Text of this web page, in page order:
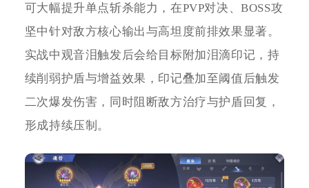
可大幅提升单点斩杀能力，在PVP对决、BOSS攻
坚中针对敌方核心输出与高坦度前排效果显著。
实战中观音泪触发后会给目标附加泪滴印记，持
续削弱护盾与增益效果，印记叠加至阈值后触发
二次爆发伤害，同时阻断敌方治疗与护盾回复，
形成持续压制。